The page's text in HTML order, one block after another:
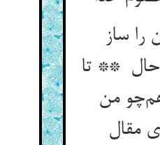
را ساز
حال ** تا
من